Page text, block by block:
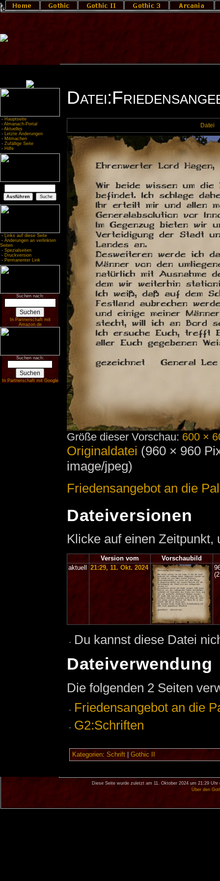
- Hauptseite
- Almanach-Portal
- Aktuelles
- Letzte Änderungen
- Mitmachen
- Zufällige Seite
- Hilfe
- Links auf diese Seite
- Änderungen an verlinkten
Seiten
- Spezialseiten
- Druckversion
- Permanenter Link
Suchen nach:
In Partnerschaft mit
Amazon.de
Suchen nach:
In Partnerschaft mit Google
Datei
Größe dieser Vorschau: 600 ×
Originaldatei (960 × 960
image/jpeg)
Friedensangebot an die
Dateiversionen
Klicke auf einen
Version vom
Vorschaubild
aktuell
21:29, 11. Okt. 2024
Du kannst diese Datei
Dateiverwendung
Die folgenden 2 Seiten
Friedensangebot an die
G2:Schriften
Kategorien: Schrift| Gothic II
Diese Seite wurde zuletzt am 11. Oktober 2024 um 21:29 Uhr
Über den